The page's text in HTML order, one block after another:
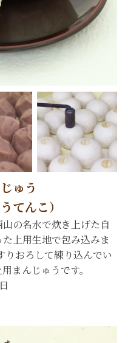
ゅう
てんこ）
の名水で炊き上げた自
上用生地で包み込みま
りおろして練り込んでい
まんじゅうです。